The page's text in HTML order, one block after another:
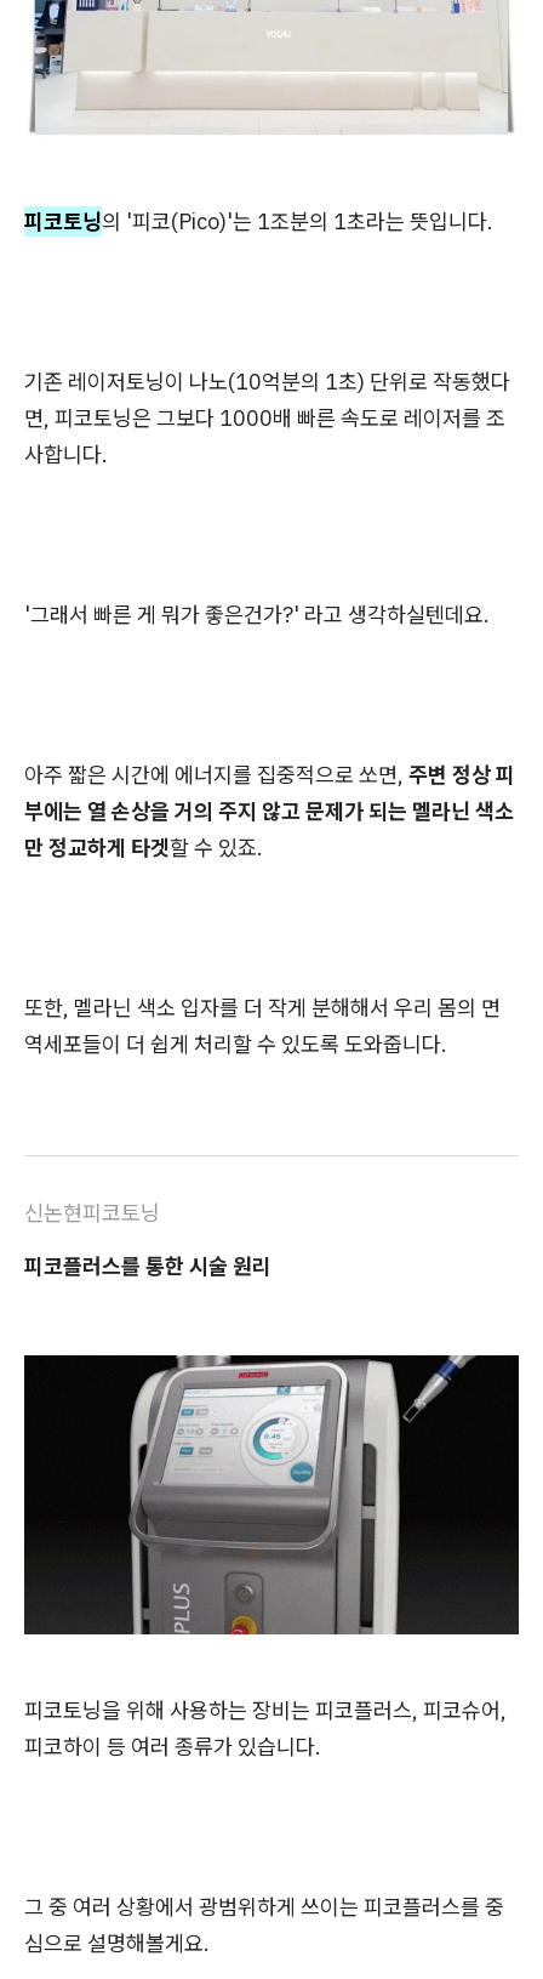
피코토닝의 '피코(Pico)'는 1조분의 1초라는 뜻입니다.
기존 레이저토닝이 나노(10억분의 1초) 단위로 작동했다
면, 피코토닝은 그보다 1000배 빠른 속도로 레이저를 조
사합니다.
'그래서 빠른 게 뭐가 좋은건가?' 라고 생각하실텐데요.
아주 짧은 시간에 에너지를 집중적으로 쏘면, 주변 정상 피
부에는 열 손상을 거의 주지 않고 문제가 되는 멜라닌 색소
만 정교하게 타겟할 수 있죠.
또한, 멜라닌 색소 입자를 더 작게 분해해서 우리 몸의 면
역세포들이 더 쉽게 처리할 수 있도록 도와줍니다.
신논현피코토닝
피코플러스를 통한 시술 원리
피코토닝을 위해 사용하는 장비는 피코플러스, 피코슈어,
피코하이 등 여러 종류가 있습니다.
그 중 여러 상황에서 광범위하게 쓰이는 피코플러스를 중
심으로 설명해볼게요.